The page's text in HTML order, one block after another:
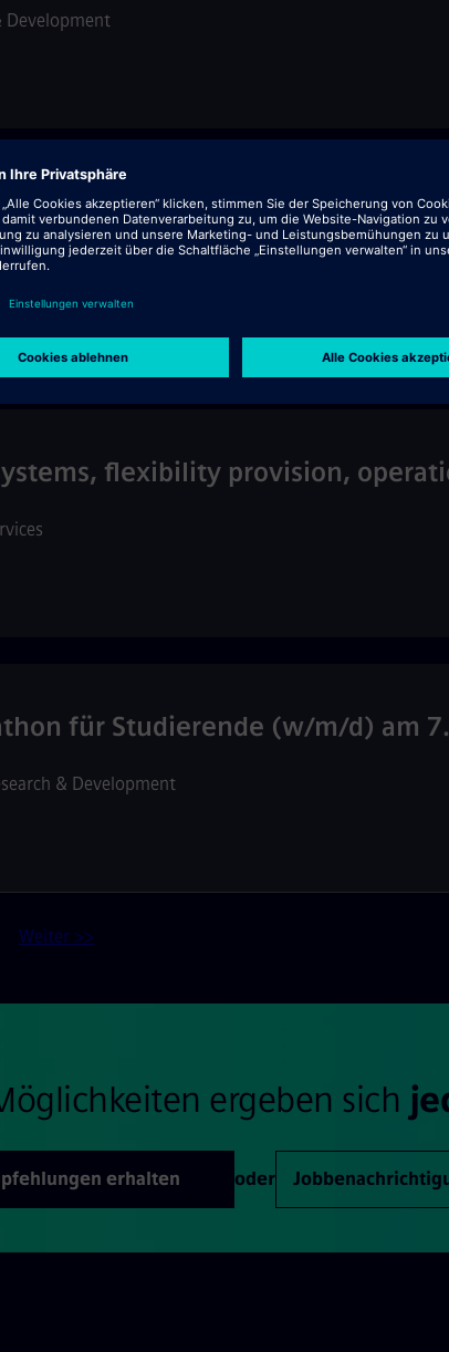
Development
Development
flexibility provision,
für Studierende (w/m/d) am
& Development
Weiter >>
ergeben sich
erhalten oder